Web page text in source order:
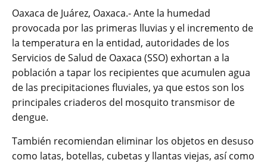
Oaxaca de Juárez, Oaxaca.- Ante la humedad
provocada por las primeras lluvias y el incremento de
la temperatura en la entidad, autoridades de los
Servicios de Salud de Oaxaca (SSO) exhortan a la
población a tapar los recipientes que acumulen agua
de las precipitaciones fluviales, ya que estos son los
principales criaderos del mosquito transmisor de
dengue.
También recomiendan eliminar los objetos en desuso
como latas, botellas, cubetas y llantas viejas, así como